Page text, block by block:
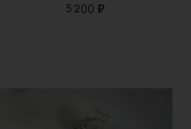
5200 ₽